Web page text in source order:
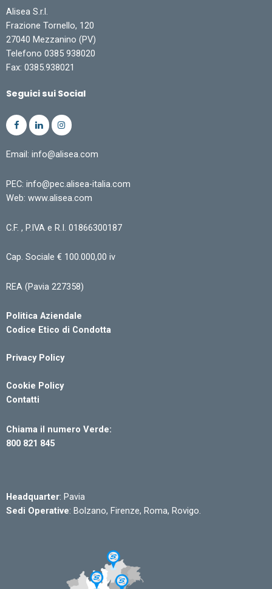
Alisea S.r.l.
Frazione Tornello, 120
27040 Mezzanino (PV)
Telefono 0385 938020
Fax: 0385.938021
Seguici sui Social
Email: info@alisea.com
PEC: info@pec.alisea-italia.com
Web: www.alisea.com
C.F. , P.IVA e R.I. 01866300187
Cap. Sociale € 100.000,00 iv
REA (Pavia 227358)
Politica Aziendale
Codice Etico di Condotta
Privacy Policy
Cookie Policy
Contatti
Chiama il numero Verde:
800 821 845
Headquarter: Pavia
Sedi Operative: Bolzano, Firenze, Roma, Rovigo.